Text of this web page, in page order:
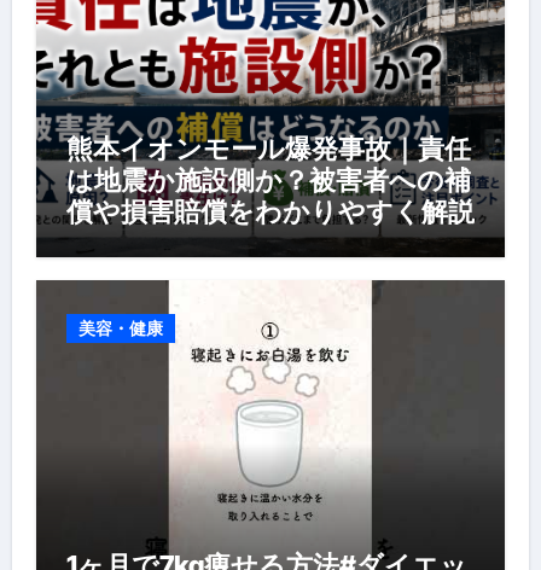
熊本イオンモール爆発事故｜責任
は地震か施設側か？被害者への補
償や損害賠償をわかりやすく解説
美容・健康